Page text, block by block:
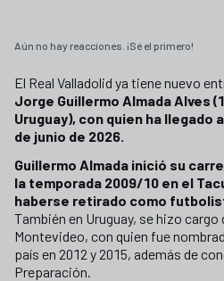
Aún no hay reacciones. ¡Sé el primero!
El Real Valladolid ya tiene nuevo
Jorge Guillermo Almada Alves
Uruguay), con quien ha llegado
de junio de 2026.
Guillermo Almada inició su
la temporada 2009/10 en el
haberse retirado como
También en Uruguay, se hizo cargo
Montevideo, con quien fue
país en 2012 y 2015, además de
Preparación.